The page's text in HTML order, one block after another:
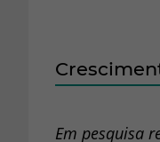
Em pesquisa